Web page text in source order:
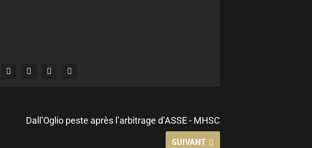
Dall’Oglio peste après l’arbitrage d’ASSE - MHSC
SUIVANT